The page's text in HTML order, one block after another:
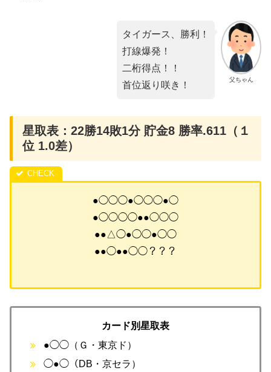
父ちゃん
タイガース、勝利！
打線爆発！
二桁得点！！
首位返り咲き！
星取表：22勝14敗1分 貯金8 勝率.611（１
位 1.0差）
●◯◯◯●◯◯◯●◯
●◯◯◯◯●●◯◯◯
●●△◯●◯◯●◯◯
●●◯●●◯◯？？？
カード別星取表
●◯◯（Ｇ・東京ド）
◯●◯（DB・京セラ）